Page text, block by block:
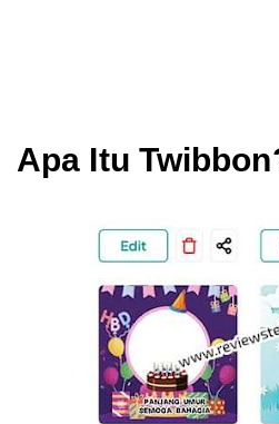
Apa Itu